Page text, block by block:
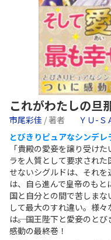
これがわたしの旦
市尾彩佳 / 著者 ＹＵ-Ｓ
とびきりピュアなシンデレ
「貴殿の愛妾を譲り受け
ラを人質として要求され
せないシグルドは、それ
は、自ら進んで皇帝のも
国と自分との間で苦しま
して最大のすれ違い。様
は――。国王陛下と愛妾のと
感動の最終巻！